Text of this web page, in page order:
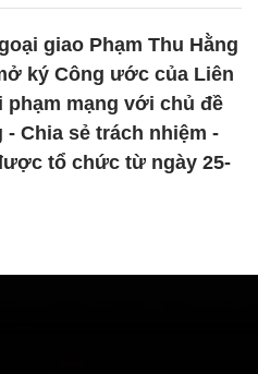
giao Phạm Thu Hằng
ký Công ước của Liên
phạm mạng với chủ đề
- Chia sẻ trách nhiệm -
tổ chức từ ngày 25-